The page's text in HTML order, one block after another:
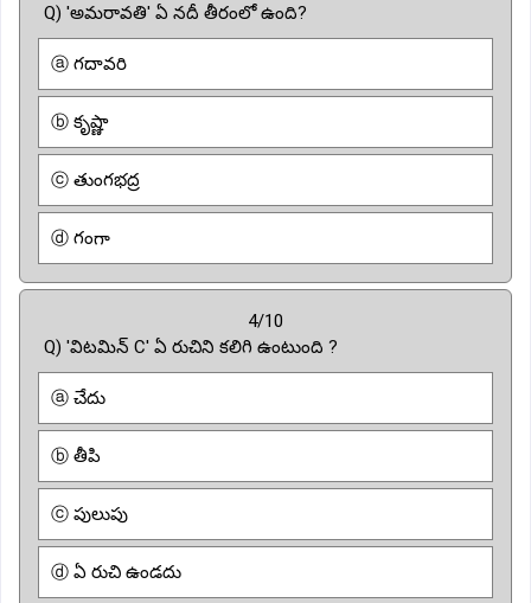
Q) 'అమరావతి' ఏ నదీ తీరంలో ఉంది?
ⓐ గదావరి
ⓑ కృష్ణా
ⓒ తుంగభద్ర
ⓓ గంగా
4/10
Q) 'విటమిన్ C' ఏ రుచిని కలిగి ఉంటుంది ?
ⓐ చేదు
ⓑ తీపి
ⓒ పులుపు
ⓓ ఏ రుచి ఉండదు